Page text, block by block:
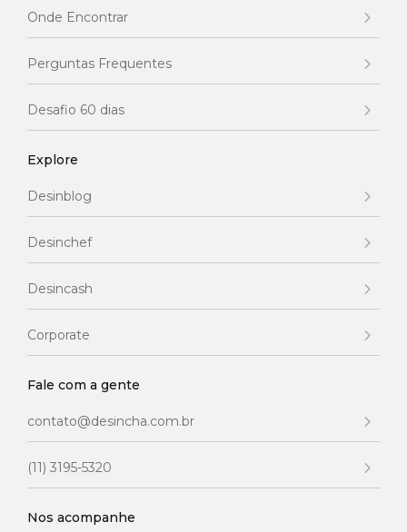
Onde Encontrar
Perguntas Frequentes
Desafio 60 dias
Explore
Desinblog
Desinchef
Desincash
Corporate
Fale com a gente
contato@desincha.com.br
(11) 3195-5320
Nos acompanhe